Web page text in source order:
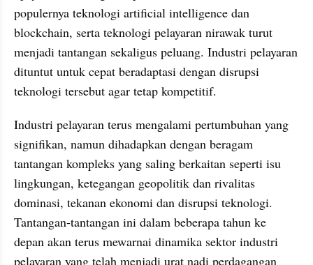
populernya teknologi artificial intelligence dan
blockchain, serta teknologi pelayaran nirawak turut
menjadi tantangan sekaligus peluang. Industri pelayaran
dituntut untuk cepat beradaptasi dengan disrupsi
teknologi tersebut agar tetap kompetitif.
Industri pelayaran terus mengalami pertumbuhan yang
signifikan, namun dihadapkan dengan beragam
tantangan kompleks yang saling berkaitan seperti isu
lingkungan, ketegangan geopolitik dan rivalitas
dominasi, tekanan ekonomi dan disrupsi teknologi.
Tantangan-tantangan ini dalam beberapa tahun ke
depan akan terus mewarnai dinamika sektor industri
pelayaran yang telah menjadi urat nadi perdagangan